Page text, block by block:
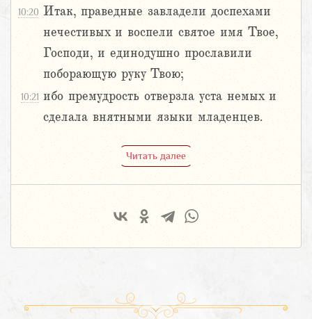
10:20 Итак, праведные завладели доспехами
нечестивых и воспели святое имя Твое,
Господи, и единодушно прославили
поборающую руку Твою;
10:21 ибо премудрость отверзла уста немых и
сделала внятными языки младенцев.
Читать далее